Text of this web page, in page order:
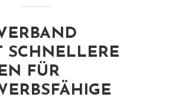
SCHNELLERE
FÜR